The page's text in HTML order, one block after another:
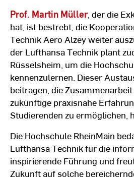
Prof. Martin Müller, der die
hat, ist bestrebt, die
Technik Aero Alzey weiter
der Lufthansa Technik plant
Rüsselsheim, um die
kennenzulernen. Dieser
beitragen, die
zukünftige praxisnahe
Studierenden zu ermöglichen,
Die Hochschule RheinMain
Lufthansa Technik für die
inspirierende Führung und
Zukunft auf solche